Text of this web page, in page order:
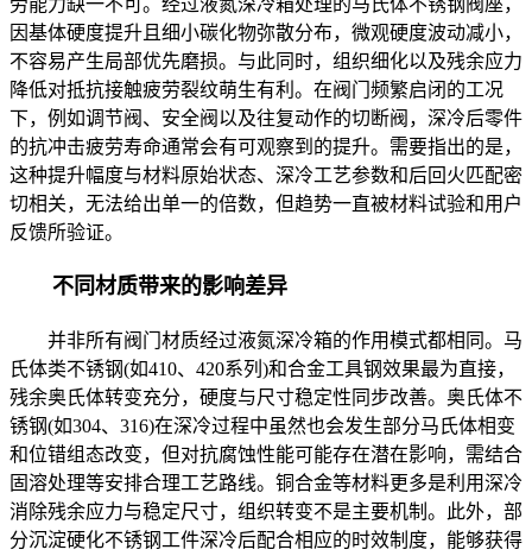
劳能力缺一不可。经过液氮深冷箱处理的马氏体不锈钢阀座，
因基体硬度提升且细小碳化物弥散分布，微观硬度波动减小，
不容易产生局部优先磨损。与此同时，组织细化以及残余应力
降低对抵抗接触疲劳裂纹萌生有利。在阀门频繁启闭的工况
下，例如调节阀、安全阀以及往复动作的切断阀，深冷后零件
的抗冲击疲劳寿命通常会有可观察到的提升。需要指出的是，
这种提升幅度与材料原始状态、深冷工艺参数和后回火匹配密
切相关，无法给出单一的倍数，但趋势一直被材料试验和用户
反馈所验证。
不同材质带来的影响差异
并非所有阀门材质经过液氮深冷箱的作用模式都相同。马
氏体类不锈钢(如410、420系列)和合金工具钢效果最为直接，
残余奥氏体转变充分，硬度与尺寸稳定性同步改善。奥氏体不
锈钢(如304、316)在深冷过程中虽然也会发生部分马氏体相变
和位错组态改变，但对抗腐蚀性能可能存在潜在影响，需结合
固溶处理等安排合理工艺路线。铜合金等材料更多是利用深冷
消除残余应力与稳定尺寸，组织转变不是主要机制。此外，部
分沉淀硬化不锈钢工件深冷后配合相应的时效制度，能够获得